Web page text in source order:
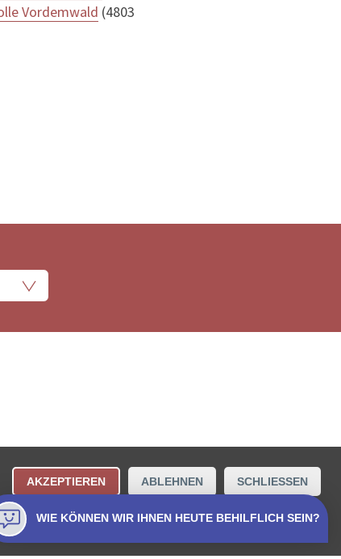
Vordemwald (4803
AKZEPTIEREN ABLEHNEN SCHLIESSEN
WIE KÖNNEN WIR IHNEN HEUTE BEHILFLICH SEIN?
AG.